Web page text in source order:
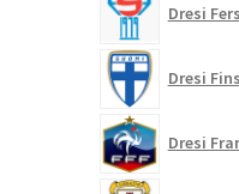
Dresi
Dresi
Dresi